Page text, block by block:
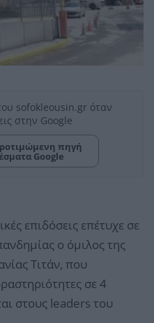
sofokleousin.gr όταν
στην Google
πηγή
Google
επιδόσεις επέτυχε σε
ο όμιλος της
Τιτάν, που
σε 4
στους leaders του